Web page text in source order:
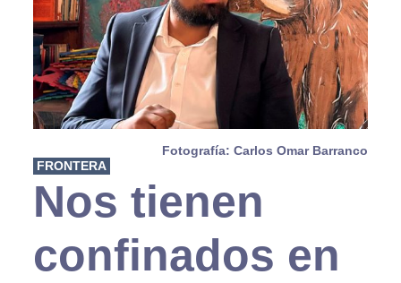
Fotografía: Carlos Omar Barranco
FRONTERA
Nos tienen
confinados en